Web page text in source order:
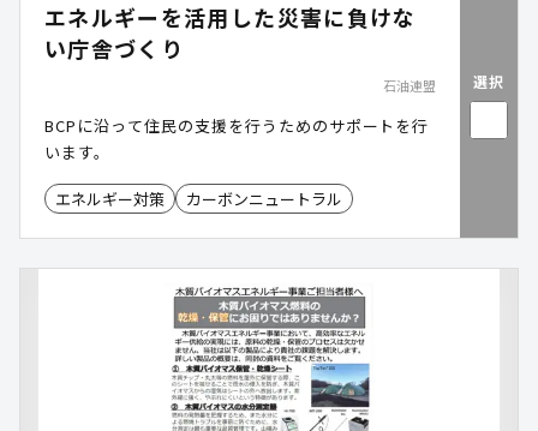
エネルギーを活用した災害に負けな
い庁舎づくり
石油連盟
BCPに沿って住民の支援を行うためのサポートを行
います。
エネルギー対策 カーボンニュートラル
選択